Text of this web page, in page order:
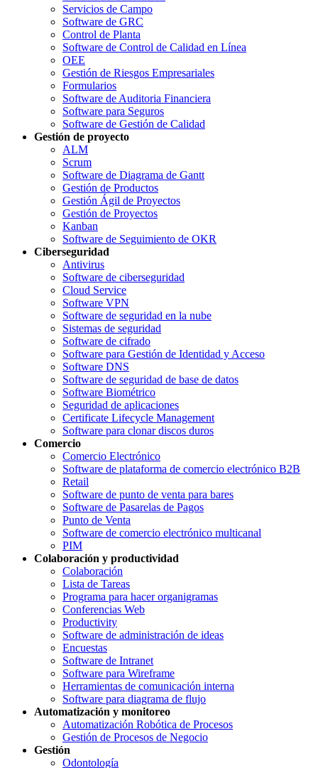
Servicios de Campo
Software de GRC
Control de Planta
Software de Control de Calidad en Línea
OEE
Gestión de Riesgos Empresariales
Formularios
Software de Auditoria Financiera
Software para Seguros
Software de Gestión de Calidad
Gestión de proyecto
ALM
Scrum
Software de Diagrama de Gantt
Gestión de Productos
Gestión Ágil de Proyectos
Gestión de Proyectos
Kanban
Software de Seguimiento de OKR
Ciberseguridad
Antivirus
Software de ciberseguridad
Cloud Service
Software VPN
Software de seguridad en la nube
Sistemas de seguridad
Software de cifrado
Software para Gestión de Identidad y Acceso
Software DNS
Software de seguridad de base de datos
Software Biométrico
Seguridad de aplicaciones
Certificate Lifecycle Management
Software para clonar discos duros
Comercio
Comercio Electrónico
Software de plataforma de comercio electrónico B2B
Retail
Software de punto de venta para bares
Software de Pasarelas de Pagos
Punto de Venta
Software de comercio electrónico multicanal
PIM
Colaboración y productividad
Colaboración
Lista de Tareas
Programa para hacer organigramas
Conferencias Web
Productivity
Software de administración de ideas
Encuestas
Software de Intranet
Software para Wireframe
Herramientas de comunicación interna
Software para diagrama de flujo
Automatización y monitoreo
Automatización Robótica de Procesos
Gestión de Procesos de Negocio
Gestión
Odontología